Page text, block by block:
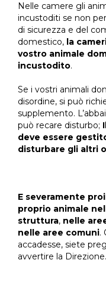
Nelle camere gli
incustoditi se non
di sicurezza e del
domestico, la
vostro animale
incustodito.
Se i vostri animali
disordine, si può
supplemento.
può recare disturbo;
deve essere
disturbare gli altri
E severamente
proprio animale
struttura, nelle
nelle aree comuni.
accadesse, siete
avvertire la Direzione.